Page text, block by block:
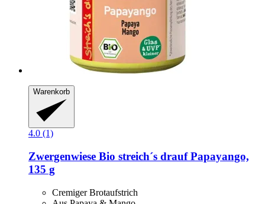
Warenkorb
4.0 (1)
Zwergenwiese Bio streich´s drauf Papayango,
135 g
Cremiger Brotaufstrich